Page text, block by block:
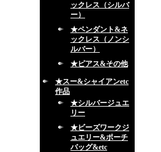
ックレス（シルバ
ー）
★ペンダント&ネ
ックレス（ノンシ
ルバー）
★ピアス&その他
★スー&シャイアンetc
作品
★シルバージュエ
リー
★ビーズワークジ
ュエリー&ポーチ
バッグ&etc